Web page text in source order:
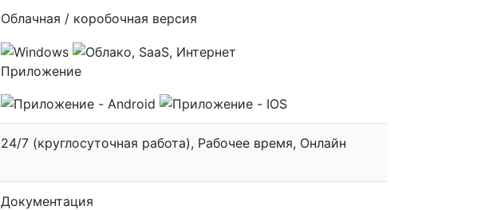
Облачная / коробочная версия
Приложение
24/7 (круглосуточная работа), Рабочее время, Онлайн
Документация